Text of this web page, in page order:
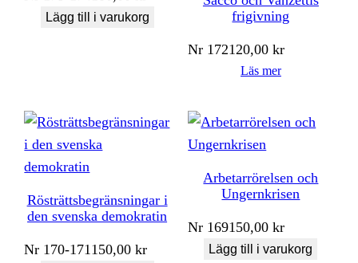
Lägg till i varukorg
frigivning
Nr 172120,00kr
Läs mer
Rösträttsbegränsningar i
den svenska demokratin
Nr 170-171150,00kr
Arbetarrörelsen och
Ungernkrisen
Nr 169150,00kr
Lägg till i varukorg